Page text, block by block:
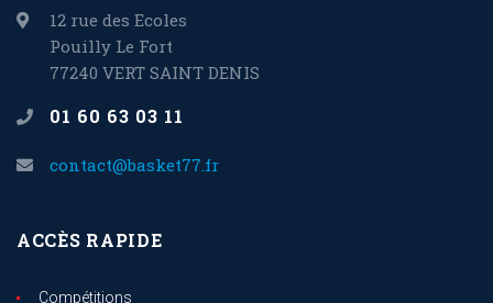
12 rue des Ecoles
Pouilly Le Fort
77240 VERT SAINT DENIS
01 60 63 03 11
contact@basket77.fr
ACCÈS RAPIDE
Compétitions